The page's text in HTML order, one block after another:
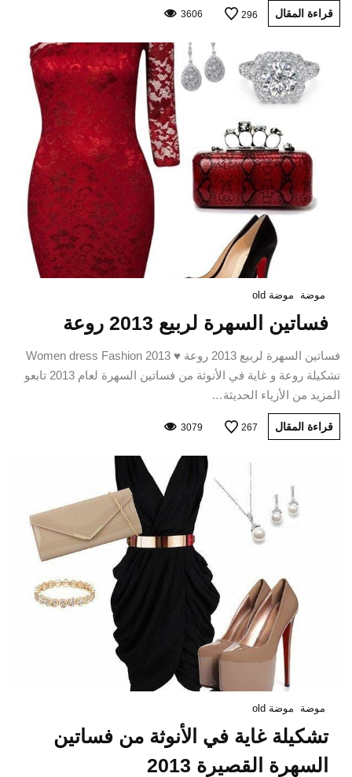
قراءة المقال 296
3606
موضة موضة old
فساتين السهرة لربيع 2013 روعة
فساتين السهرة لربيع 2013 روعة ♥ Women dress Fashion 2013
تشكيلة روعة و غاية في الأنوثة من فساتين السهرة لعام 2013 تابعو
المزيد من الأزياء الحديثة…
قراءة المقال 267
3079
موضة موضة old
تشكيلة غاية في الأنوثة من فساتين
السهرة القصيرة 2013